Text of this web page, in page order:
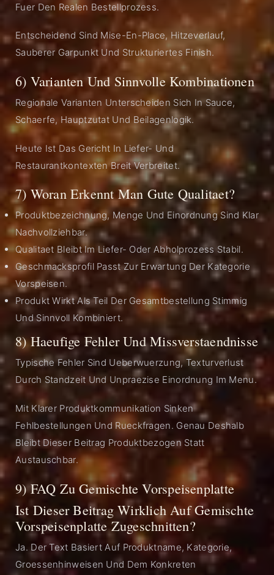
Fuer Den Realen Bestellprozess.
Entscheidend Sind Mise-En-Place, Hitzeverlauf,
Sauberer Garpunkt Und Strukturiertes Finish.
6) Varianten Und Sinnvolle Kombinationen
Regionale Varianten Unterscheiden Sich In Sauce,
Schaerfe, Hauptzutat Und Beilagenlogik.
Heute Ist Das Gericht In Liefer- Und
Restaurantkontexten Breit Verbreitet.
7) Woran Erkennt Man Gute Qualitaet?
Produktbezeichnung, Menge Und Einordnung Sind Klar
Nachvollziehbar.
Qualitaet Bleibt Im Liefer- Oder Abholprozess Stabil.
Geschmacksprofil Passt Zur Erwartung Der Kategorie
Vorspeisen.
Produkt Wirkt Als Teil Der Gesamtbestellung Stimmig
Und Sinnvoll Kombiniert.
8) Haeufige Fehler Und Missverstaendnisse
Typische Fehler Sind Ueberwuerzung, Texturverlust
Durch Standzeit Und Unpraezise Einordnung Im Menu.
Mit Klarer Produktkommunikation Sinken
Fehlbestellungen Und Rueckfragen. Genau Deshalb
Bleibt Dieser Beitrag Produktbezogen Statt
Austauschbar.
9) FAQ Zu Gemischte Vorspeisenplatte
Ist Dieser Beitrag Wirklich Auf Gemischte
Vorspeisenplatte Zugeschnitten?
Ja. Der Text Basiert Auf Produktname, Kategorie,
Groessenhinweisen Und Dem Konkreten